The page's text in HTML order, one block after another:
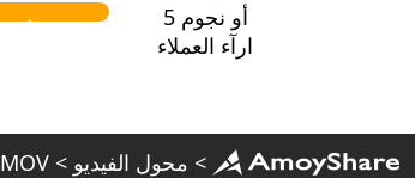
أو نجوم 5
ارآء العملاء
> محول الفيديو > MOV إلى WebM